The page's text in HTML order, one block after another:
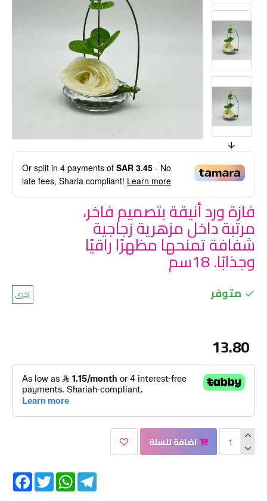
Or split in 4 payments of SAR 3.45 - No
late fees, Sharia compliant! Learn more
فازة ورد أنيقة بتصميم فاخر،
مرتبة داخل مزهرية زجاجية
شفافة تمنحها مظهرًا راقيًا
وجذابًا. 18سم
متوفر اخرى
13.80
اضافة للسلة
Twitter
WhatsAppTelegram